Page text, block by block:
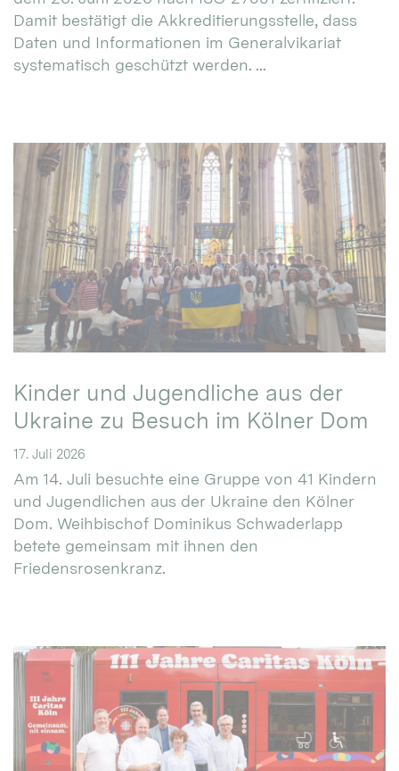
Damit bestätigt die Akkreditierungsstelle, dass
Daten und Informationen im Generalvikariat
systematisch geschützt werden. ...
Kinder und Jugendliche aus der
Ukraine zu Besuch im Kölner Dom
17. Juli 2026
Am 14. Juli besuchte eine Gruppe von 41 Kindern
und Jugendlichen aus der Ukraine den Kölner
Dom. Weihbischof Dominikus Schwaderlapp
betete gemeinsam mit ihnen den
Friedensrosenkranz.